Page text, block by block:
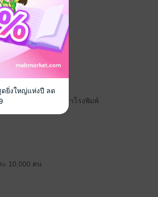
ทำตาม ทำได้ทันที
รวจสุดท้ายก่อนส่งเข้าโรงพิมพ์
10,000 คน
ดยิ่งใหญ่แห่งปี ลด